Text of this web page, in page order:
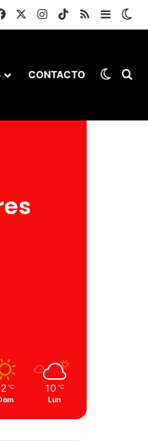
Facebook Instagram
TikTok
RSS Barra
CONTACTO
℃ 10 ℃
Lun